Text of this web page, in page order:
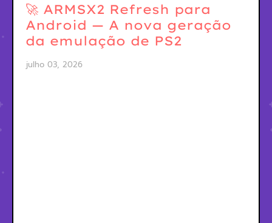
🚀 ARMSX2 Refresh para
Android — A nova geração
da emulação de PS2
julho 03, 2026